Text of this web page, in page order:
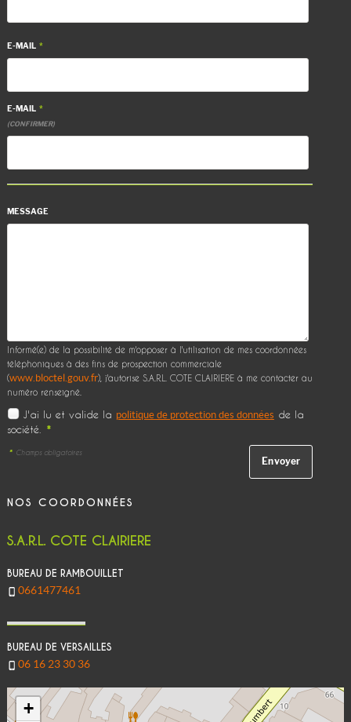
E-MAIL *
E-MAIL *
(CONFIRMER)
MESSAGE
Informé(e) de la possibilité de m'opposer à l'utilisation de mes coordonnées
téléphoniques à des fins de prospection commerciale
(www.bloctel.gouv.fr), j'autorise S.A.R.L. COTE CLAIRIERE à me contacter au
numéro renseigné.
J'ai lu et valide la politique de protection des données de la
société.
*
* Champs obligatoires
NOS COORDONNÉES
S.A.R.L. COTE CLAIRIERE
BUREAU DE RAMBOUILLET
0661477461
BUREAU DE VERSAILLES
06 16 23 30 36
+